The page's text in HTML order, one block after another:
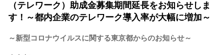
（テレワーク）助成金募集期間延長をお知らせしま
す！～都内企業のテレワーク導入率が大幅に増加～
～新型コロナウイルスに関する東京都からのお知らせ～